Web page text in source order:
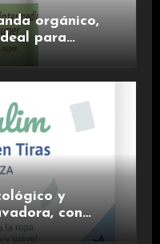
orgánico,
para
y
con
de